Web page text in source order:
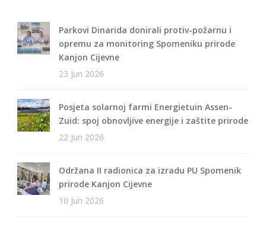
Parkovi Dinarida donirali protiv-požarnu i
opremu za monitoring Spomeniku prirode
Kanjon Cijevne
23 Jun 2026
Posjeta solarnoj farmi Energietuin Assen-
Zuid: spoj obnovljive energije i zaštite prirode
22 Jun 2026
Održana II radionica za izradu PU Spomenik
prirode Kanjon Cijevne
10 Jun 2026